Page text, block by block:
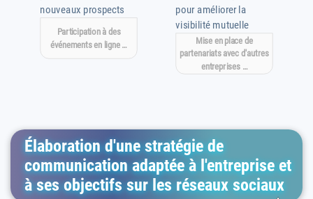
Participation à des
événements en ligne … Mise en place de
partenariats avec d'autres
entreprises …
Élaboration d'une stratégie de
communication adaptée à l'entreprise et
à ses objectifs sur les réseaux sociaux